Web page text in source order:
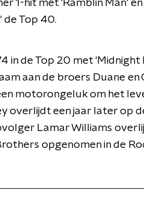
1-hit met 'Ramblin Man'
de Top 40.
in de Top 20 met 'Midnight
aan de broers Duane en
motorongeluk om het
overlijdt een jaar later op
Lamar Williams
opgenomen in de